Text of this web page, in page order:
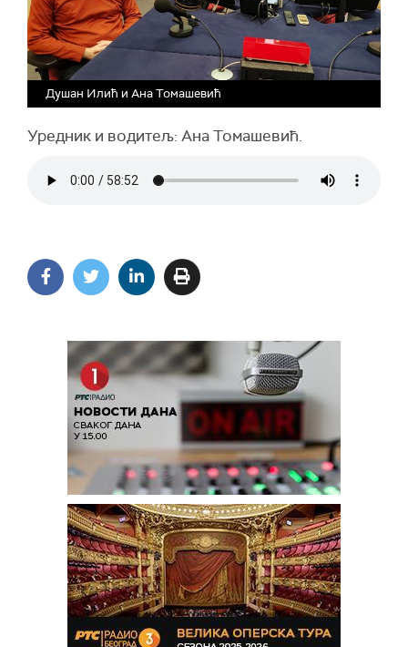
Душан Илић и Ана Томашевић
Уредник и водитељ: Ана Томашевић.